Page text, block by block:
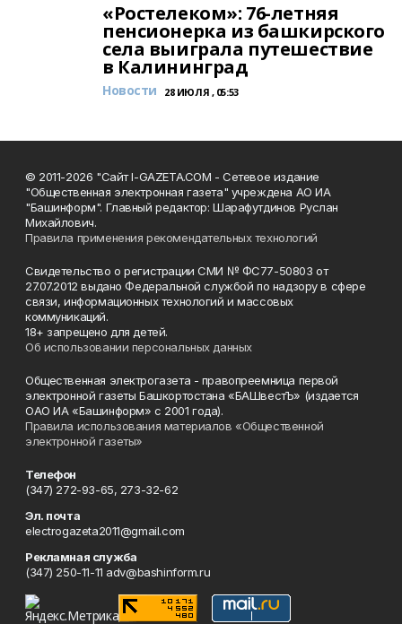
«Ростелеком»: 76-летняя
пенсионерка из башкирского
села выиграла путешествие
в Калининград
Новости 28 ИЮЛЯ , 05:53
© 2011-2026 "Сайт I-GAZETA.COM - Сетевое издание
"Общественная электронная газета" учреждена АО ИА
"Башинформ". Главный редактор: Шарафутдинов Руслан
Михайлович.
Правила применения рекомендательных технологий
Свидетельство о регистрации СМИ № ФС77-50803 от
27.07.2012 выдано Федеральной службой по надзору в сфере
связи, информационных технологий и массовых
коммуникаций.
18+ запрещено для детей.
Об использовании персональных данных
Общественная электрогазета - правопреемница первой
электронной газеты Башкортостана «БАШвестЪ» (издается
ОАО ИА «Башинформ» с 2001 года).
Правила использования материалов «Общественной
электронной газеты»
Телефон
(347) 272-93-65, 273-32-62
Эл. почта
electrogazeta2011@gmail.com
Рекламная служба
(347) 250-11-11 adv@bashinform.ru